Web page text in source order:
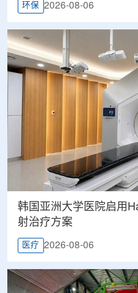
环保 2026-08-06
韩国亚洲大学医院启用
射治疗方案
医疗 2026-08-06